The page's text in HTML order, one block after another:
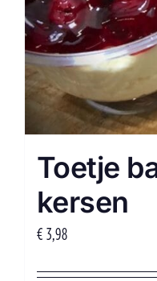
Toetje
kersen
€3,98